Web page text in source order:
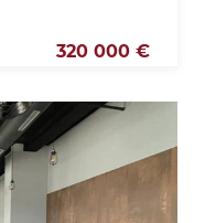
320 000 €